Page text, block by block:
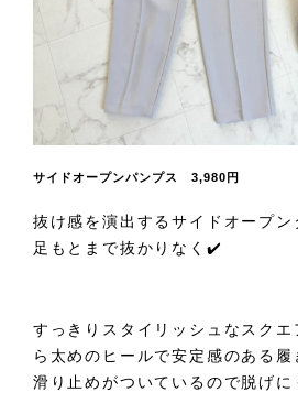
サイドオープンパンプス 3,980円
抜け感を演出するサイドオープ
足もとまで抜かりなく✔️
すっきりスタイリッシュなスク
ら太めのヒールで安定感のある
滑り止めがついているので脱げに